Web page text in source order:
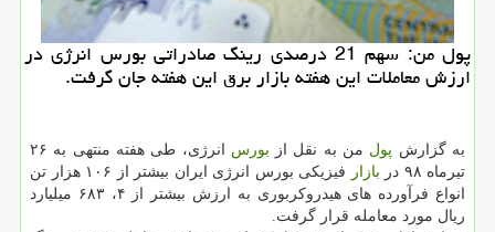
پول من: سهم 21 درصدی رینگ صادراتی بورس انرژی در
ارزش معاملات این هفته بازار برق این هفته جان گرفت.
به گزارش پول من به نقل از بورس
انرژی، طی هفته منتهی به ۲۶
تیرماه ۹۸ در
بازار
فیزیكی بورس انرژی ایران بیشتر از ۱۰۶ هزار تن
انواع فرآورده های هیدروكربوری به ارزش بیشتر از ۴، ۶۸۳ میلیارد
ریال مورد معامله قرار گرفت.